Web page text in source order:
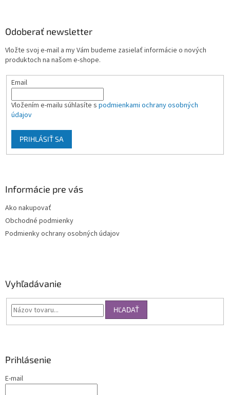
Odoberať newsletter
Vložte svoj e-mail a my Vám budeme zasielať informácie o nových
produktoch na našom e-shope.
Email
Vložením e-mailu súhlasíte s podmienkami ochrany osobných
údajov
PRIHLÁSIŤ SA
Informácie pre vás
Ako nakupovať
Obchodné podmienky
Podmienky ochrany osobných údajov
Vyhľadávanie
HĽADAŤ
Prihlásenie
E-mail